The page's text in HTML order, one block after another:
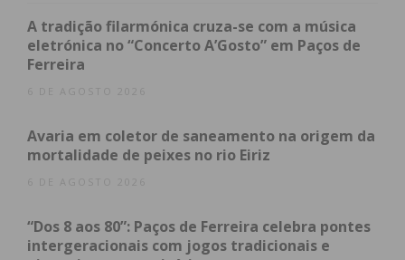
A tradição filarmónica cruza-se com a música
eletrónica no “Concerto A’Gosto” em Paços de
Ferreira
6 DE AGOSTO 2026
Avaria em coletor de saneamento na origem da
mortalidade de peixes no rio Eiriz
6 DE AGOSTO 2026
“Dos 8 aos 80”: Paços de Ferreira celebra pontes
intergeracionais com jogos tradicionais e